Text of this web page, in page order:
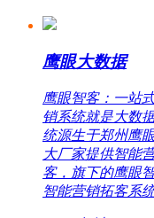
鹰眼大数据
鹰眼智客：一站
销系统就是大数
统源生于郑州鹰
大厂家提供智能
客，旗下的鹰眼
智能营销拓客系